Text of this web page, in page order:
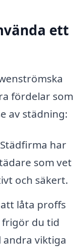
ett
fördelar som
av städning:
Städfirma har
som vet
och säkert.
låta proffs
du tid
andra viktiga